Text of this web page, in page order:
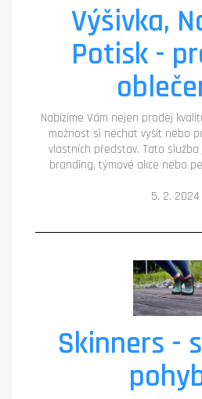
Výšivka,
Potisk -
Nabízíme Vám nejen prodej
možnost si nechat vyšit nebo
vlastních představ. Tato
branding, týmové akce nebo
5. 2. 2024
Skinners -